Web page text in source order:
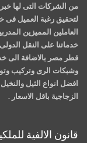
من الشركات التى لها
لتحقيق رغبة العميل فى
العاملين المميزين
خدماتنا على النقل
قطر مصر بالاضافة الى
وشبكات الرى وتركيب
افضل انواع الثيل
الزجاجية باقل الاسعار .
قانون الالفية